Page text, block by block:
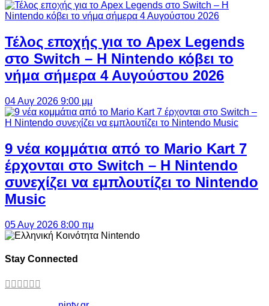
Τέλος εποχής για το Apex Legends
στο Switch – Η Nintendo κόβει το
νήμα σήμερα 4 Αυγούστου 2026
04 Αυγ 2026 9:00 μμ
9 νέα κομμάτια από το Mario Kart 7
έρχονται στο Switch – Η Nintendo
συνεχίζει να εμπλουτίζει το Nintendo
Music
05 Αυγ 2026 8:00 πμ
Stay Connected